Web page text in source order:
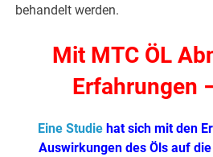
behandelt werden.
Mit MTC ÖL
Erfahrungen
Eine Studiehat sich mit den
Auswirkungen des Öls auf